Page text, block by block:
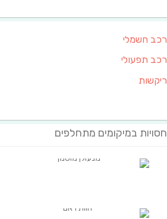
רכב חשמלי
רכב תפעולי
ריקשות
חסויות במיקומים מתחלפים